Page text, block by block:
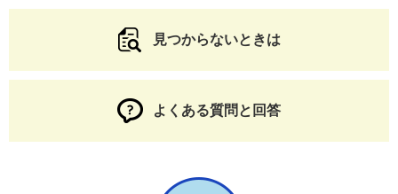
見つからないときは
よくある質問と回答